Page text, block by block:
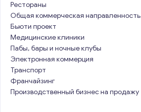
Рестораны
Общая коммерческая направленность
Бьюти проект
Медицинские клиники
Пабы, бары и ночные клубы
Электронная коммерция
Транспорт
Франчайзинг
Производственный бизнес на продажу